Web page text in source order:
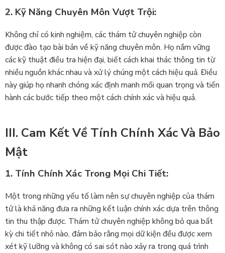
2. Kỹ Năng Chuyên Môn Vượt Trội:
Không chỉ có kinh nghiệm, các thám tử chuyên nghiệp còn
được đào tạo bài bản về kỹ năng chuyên môn. Họ nắm vững
các kỹ thuật điều tra hiện đại, biết cách khai thác thông tin từ
nhiều nguồn khác nhau và xử lý chúng một cách hiệu quả. Điều
này giúp họ nhanh chóng xác định manh mối quan trọng và tiến
hành các bước tiếp theo một cách chính xác và hiệu quả.
III. Cam Kết Về Tính Chính Xác Và Bảo
Mật
1. Tính Chính Xác Trong Mọi Chi Tiết:
Một trong những yếu tố làm nên sự chuyên nghiệp của thám
tử là khả năng đưa ra những kết luận chính xác dựa trên thông
tin thu thập được. Thám tử chuyên nghiệp không bỏ qua bất
kỳ chi tiết nhỏ nào, đảm bảo rằng mọi dữ kiện đều được xem
xét kỹ lưỡng và không có sai sót nào xảy ra trong quá trình